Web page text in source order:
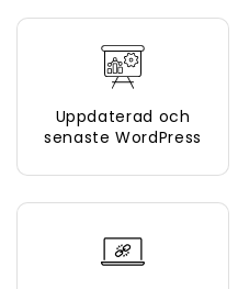
Uppdaterad och
senaste WordPress